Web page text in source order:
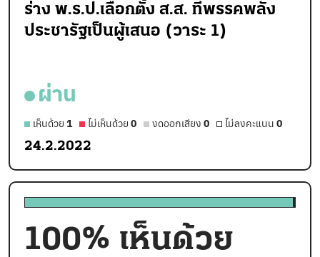
ร่าง พ.ร.ป.เลือกตั้ง ส.ส. ที่พรรคพลัง
ประชารัฐเป็นผู้เสนอ (วาระ 1)
ผ่าน
เห็นด้วย 1 ไม่เห็นด้วย 0 งดออกเสียง 0 ไม่ลงคะแนน 0
24.2.2022
100% เห็นด้วย